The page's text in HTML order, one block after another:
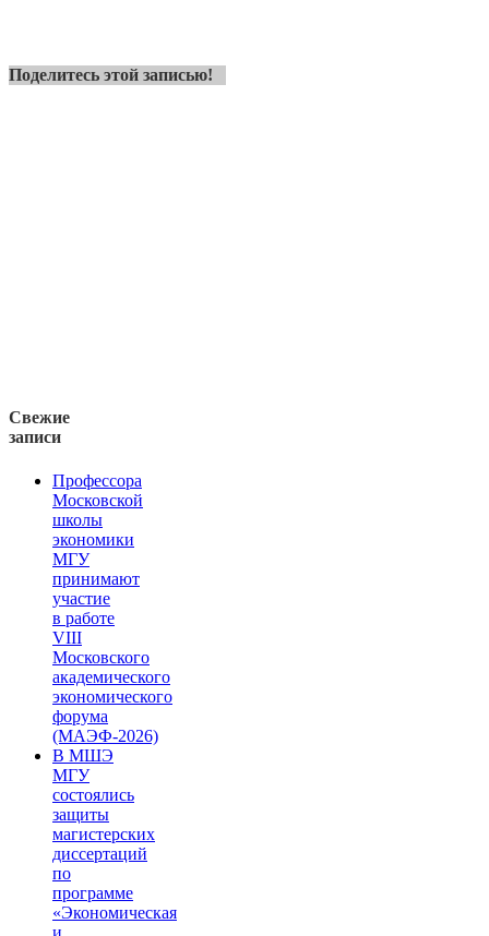
Поделитесь этой записью!
Свежие
записи
Профессора
Московской
школы
экономики
МГУ
принимают
участие
в работе
VIII
Московского
академического
экономического
форума
(МАЭФ-2026)
В МШЭ
МГУ
состоялись
защиты
магистерских
диссертаций
по
программе
«Экономическая
и